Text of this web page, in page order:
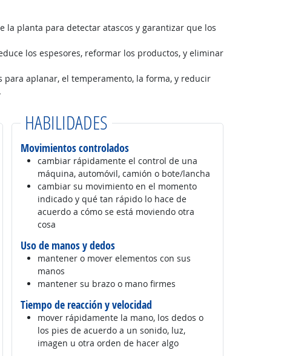
planta para detectar atascos y garantizar que los
los espesores, reformar los productos, y eliminar
aplanar, el temperamento, la forma, y reducir
HABILIDADES
Movimientos controlados
cambiar rápidamente el control de una
máquina, automóvil, camión o bote/lancha
cambiar su movimiento en el momento
indicado y qué tan rápido lo hace de
acuerdo a cómo se está moviendo otra
cosa
Uso de manos y dedos
mantener o mover elementos con sus
manos
mantener su brazo o mano firmes
Tiempo de reacción y velocidad
mover rápidamente la mano, los dedos o
los pies de acuerdo a un sonido, luz,
imagen u otra orden de hacer algo